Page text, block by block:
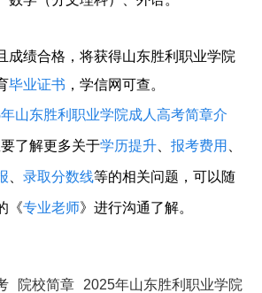
成绩合格，将获得山东胜利职业学院
毕业证书 ，学信网可查。
年山东胜利职业学院成人高考简章介
了解更多关于学历提升、 报考费用
录取分数线等的相关问题，可以随
《专业老师》进行沟通了解。
院校简章 2025年山东胜利职业学院